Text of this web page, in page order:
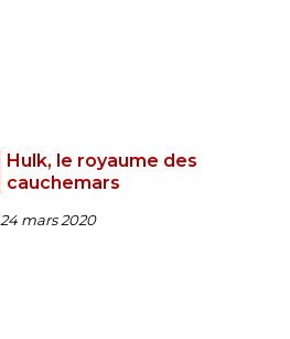
Hulk, le royaume des
cauchemars
24 mars 2020